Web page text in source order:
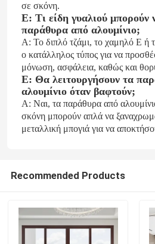
σε σκόνη.
Ε: Τι είδη γυαλιού μπορούν
παράθυρα από αλουμίνιο;
Α: Το διπλό τζάμι, το χαμηλό E ή
ο κατάλληλος τύπος για να
μόνωση, ασφάλεια, καθώς και
Ε: Θα λειτουργήσουν τα
αλουμίνιο όταν βαφτούν;
Α: Ναι, τα παράθυρα από
σκόνη μπορούν απλά να
μεταλλική μπογιά για να
Recommended Products